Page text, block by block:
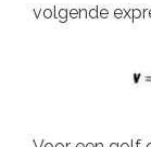
volgende